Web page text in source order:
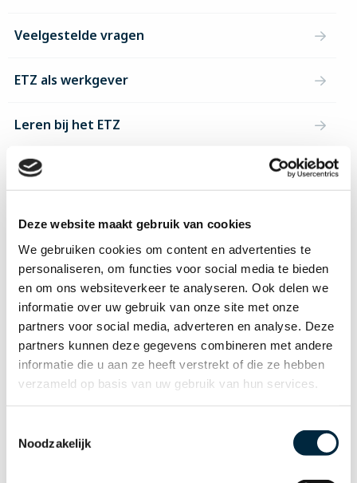
Deze website maakt gebruik van cookies
We gebruiken cookies om content en advertenties te
personaliseren, om functies voor social media te bieden
en om ons websiteverkeer te analyseren. Ook delen we
informatie over uw gebruik van onze site met onze
partners voor social media, adverteren en analyse. Deze
partners kunnen deze gegevens combineren met andere
informatie die u aan ze heeft verstrekt of die ze hebben
verzameld op basis van uw gebruik van hun services.
Noodzakelijk
Veelgestelde vragen
ETZ als werkgever
Leren bij het ETZ
Werken voor een specialisme
Heb je een vraag over werken
bij het ETZ?
We geven je graag antwoord! Stel je vragen aan